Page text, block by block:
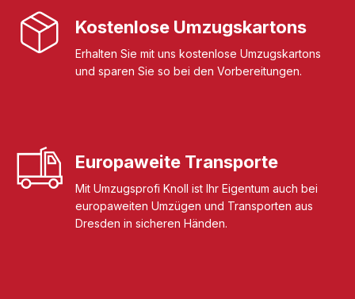
Kostenlose Umzugskartons
Erhalten Sie mit uns kostenlose Umzugskartons
und sparen Sie so bei den Vorbereitungen.
Europaweite Transporte
Mit Umzugsprofi Knoll ist Ihr Eigentum auch bei
europaweiten Umzügen und Transporten aus
Dresden in sicheren Händen.